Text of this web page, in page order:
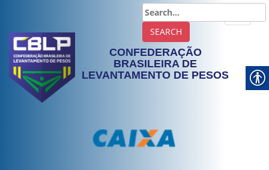
CONFEDERAÇÃO
BRASILEIRA DE
LEVANTAMENTO DE PESOS